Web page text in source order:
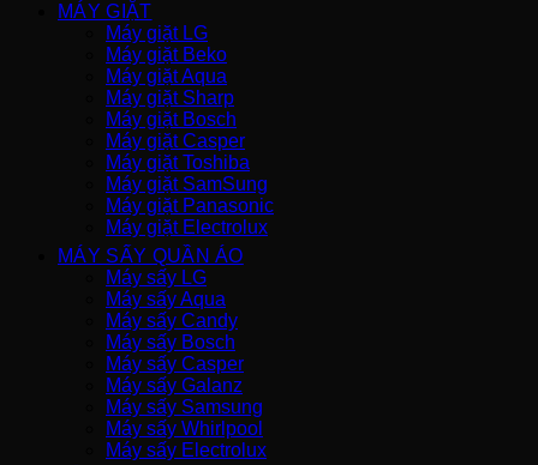
MÁY GIẶT
Máy giặt LG
Máy giặt Beko
Máy giặt Aqua
Máy giặt Sharp
Máy giặt Bosch
Máy giặt Casper
Máy giặt Toshiba
Máy giặt SamSung
Máy giặt Panasonic
Máy giặt Electrolux
MÁY SẤY QUẦN ÁO
Máy sấy LG
Máy sấy Aqua
Máy sấy Candy
Máy sấy Bosch
Máy sấy Casper
Máy sấy Galanz
Máy sấy Samsung
Máy sấy Whirlpool
Máy sấy Electrolux